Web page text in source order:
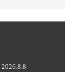
2026.8.8